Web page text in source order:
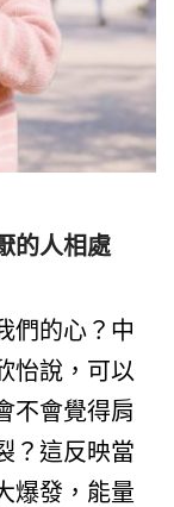
的人相處
們的心？中
怡說，可以
不會覺得肩
？這反映當
爆發，能量